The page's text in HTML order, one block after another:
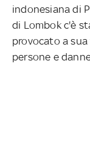
indonesiana di
di Lombok c'è
provocato a
persone e